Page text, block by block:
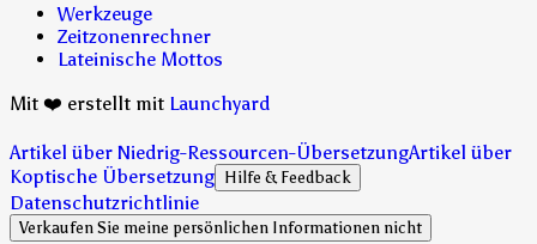
Werkzeuge
Zeitzonenrechner
Lateinische Mottos
Mit ❤️ erstellt mit Launchyard
Artikel über Niedrig-Ressourcen-ÜbersetzungArtikel über
Koptische Übersetzung Hilfe & Feedback
Datenschutzrichtlinie
Verkaufen Sie meine persönlichen Informationen nicht